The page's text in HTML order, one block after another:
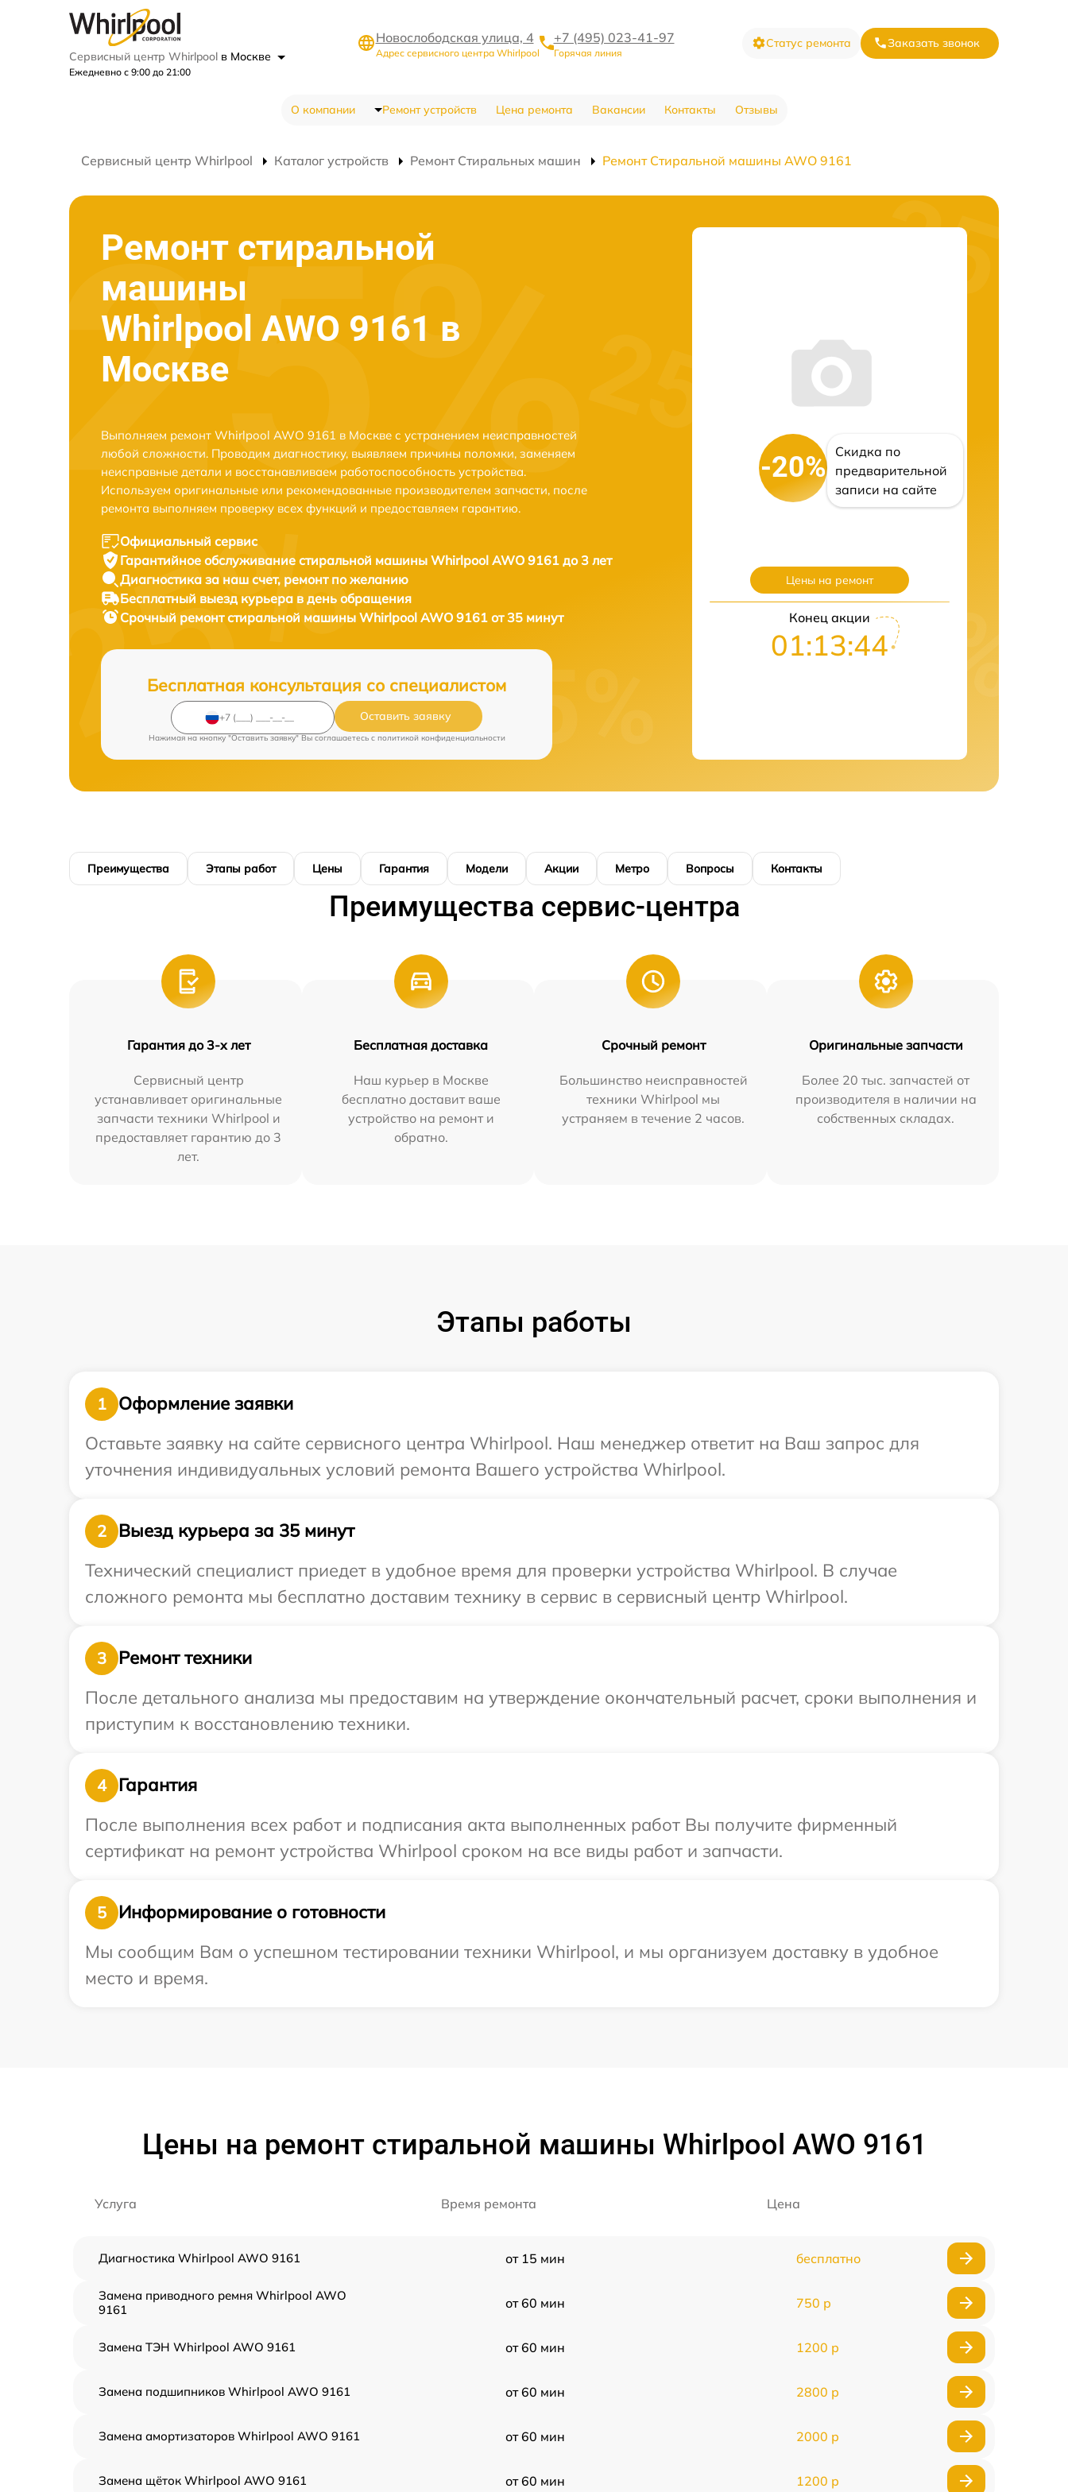
Сервисный центр Whirlpool в Москве
Ежедневно с 9:00 до 21:00
Новослободская улица, 4
Адрес сервисного центра Whirlpool
+7 (495) 023-41-97
Горячая линия
Статус ремонта Заказать звонок
О компании Ремонт устройств Цена ремонта Вакансии Контакты Отзывы
Сервисный центр Whirlpool Каталог устройств Ремонт Стиральных машин Ремонт Стиральной машины AWO 9161
Ремонт стиральной
машины
Whirlpool AWO 9161 в
Москве
Выполняем ремонт Whirlpool AWO 9161 в Москве с устранением неисправностей
любой сложности. Проводим диагностику, выявляем причины поломки, заменяем
неисправные детали и восстанавливаем работоспособность устройства.
Используем оригинальные или рекомендованные производителем запчасти, после
ремонта выполняем проверку всех функций и предоставляем гарантию.
Официальный сервис
Гарантийное обслуживание стиральной машины Whirlpool AWO 9161 до 3 лет
Диагностика за наш счет, ремонт по желанию
Бесплатный выезд курьера в день обращения
Срочный ремонтстиральной машины Whirlpool AWO 9161 от 35 минут
Бесплатная консультация со специалистом
Оставить заявку
Нажимая на кнопку "Оставить заявку" Вы соглашаетесь c политикой конфиденциальности
-20%
Скидка по
предварительной
записи на сайте
Цены на ремонт
Конец акции
01:13:43
Преимущества Этапы работ Цены Гарантия Модели Акции Метро Вопросы Контакты
Преимущества сервис-центра
Гарантия до 3-х лет
Сервисный центр
устанавливает оригинальные
запчасти техники Whirlpool и
предоставляет гарантию до 3
лет.
Бесплатная доставка
Наш курьер в Москве
бесплатно доставит ваше
устройство на ремонт и
обратно.
Срочный ремонт
Большинство неисправностей
техники Whirlpool мы
устраняем в течение 2 часов.
Оригинальные запчасти
Более 20 тыс. запчастей от
производителя в наличии на
собственных складах.
Этапы работы
1
Оформление заявки
Оставьте заявку на сайте сервисного центра Whirlpool. Наш менеджер ответит на Ваш запрос для
уточнения индивидуальных условий ремонта Вашего устройства Whirlpool.
2
Выезд курьера за 35 минут
Технический специалист приедет в удобное время для проверки устройства Whirlpool. В случае
сложного ремонта мы бесплатно доставим технику в сервис в сервисный центр Whirlpool.
3
Ремонт техники
После детального анализа мы предоставим на утверждение окончательный расчет, сроки выполнения и
приступим к восстановлению техники.
4
Гарантия
После выполнения всех работ и подписания акта выполненных работ Вы получите фирменный
сертификат на ремонт устройства Whirlpool сроком на все виды работ и запчасти.
5
Информирование о готовности
Мы сообщим Вам о успешном тестировании техники Whirlpool, и мы организуем доставку в удобное
место и время.
Цены на ремонт стиральной машины Whirlpool AWO 9161
Услуга Время ремонта Цена
Диагностика Whirlpool AWO 9161 от 15 мин бесплатно
Замена приводного ремня Whirlpool AWO
9161
от 60 мин 750 р
Замена ТЭН Whirlpool AWO 9161 от 60 мин 1200 р
Замена подшипников Whirlpool AWO 9161 от 60 мин 2800 р
Замена амортизаторов Whirlpool AWO 9161 от 60 мин 2000 р
Замена щёток Whirlpool AWO 9161 от 60 мин 1200 р